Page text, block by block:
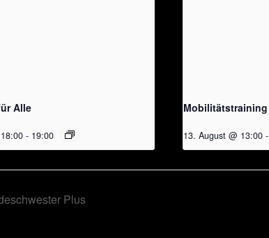
Alle
- 19:00
Mobilitätstraining
13. August @ 13:00 -
Plus